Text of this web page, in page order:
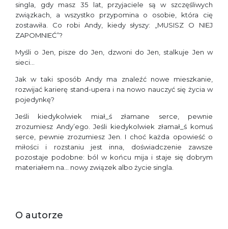
singla, gdy masz 35 lat, przyjaciele są w szczęśliwych
związkach, a wszystko przypomina o osobie, która cię
zostawiła. Co robi Andy, kiedy słyszy: „MUSISZ O NIEJ
ZAPOMNIEĆ”?
Myśli o Jen, pisze do Jen, dzwoni do Jen, stalkuje Jen w
sieci…
Jak w taki sposób Andy ma znaleźć nowe mieszkanie,
rozwijać karierę stand-upera i na nowo nauczyć się życia w
pojedynkę?
Jeśli kiedykolwiek miał_ś złamane serce, pewnie
zrozumiesz Andy’ego. Jeśli kiedykolwiek złamał_ś komuś
serce, pewnie zrozumiesz Jen. I choć każda opowieść o
miłości i rozstaniu jest inna, doświadczenie zawsze
pozostaje podobne: ból w końcu mija i staje się dobrym
materiałem na… nowy związek albo życie singla.
O autorze